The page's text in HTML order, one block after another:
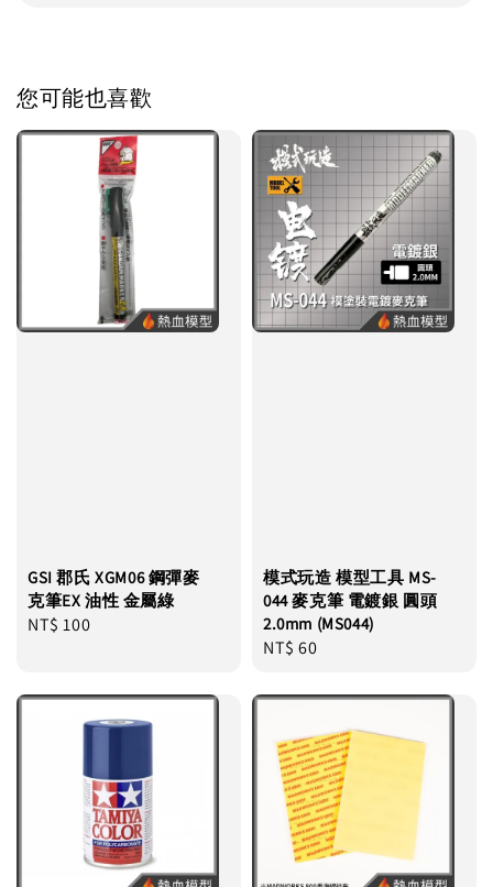
您可能也喜歡
GSI 郡氏 XGM06 鋼彈麥
克筆EX 油性 金屬綠
Regular
NT$ 100
模式玩造 模型工具 MS-
044 麥克筆 電鍍銀 圓頭
2.0mm (MS044)
Regular
NT$ 60